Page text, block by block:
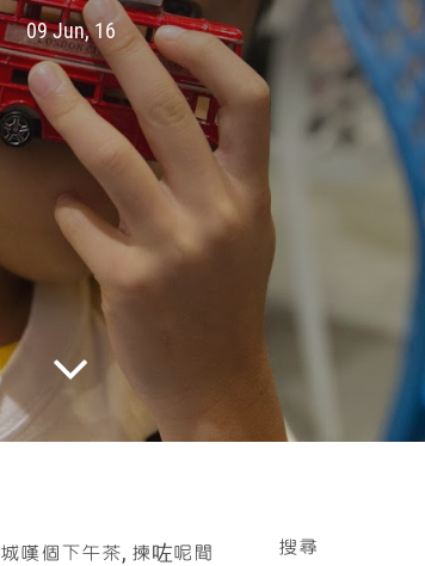
09 Jun, 16
嘆個下午茶, 揀咗呢間
搜尋